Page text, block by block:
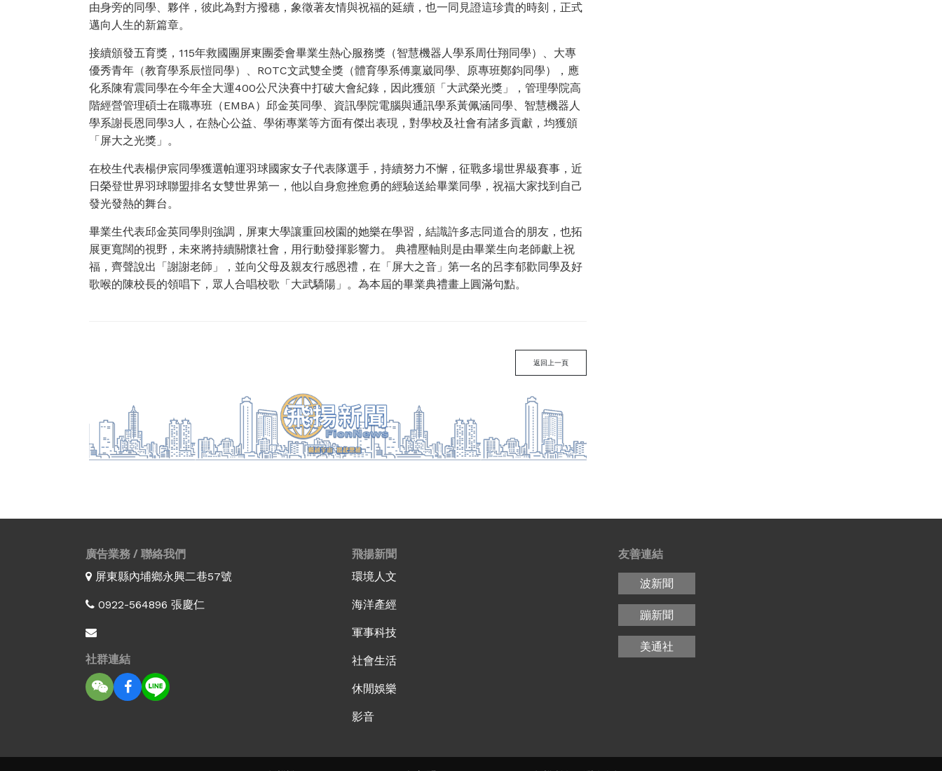
由身旁的同學、夥伴，彼此為對方撥穗，象徵著友情與祝福的延續，也一同見證這珍貴的時刻，正式
邁向人生的新篇章。
接續頒發五育獎，115年救國團屏東團委會畢業生熱心服務獎（智慧機器人學系周仕翔同學）、大專
優秀青年（教育學系辰愷同學）、ROTC文武雙全獎（體育學系傅稟崴同學、原專班鄭鈞同學），應
化系陳宥震同學在今年全大運400公尺決賽中打破大會紀錄，因此獲頒「大武榮光獎」，管理學院高
階經營管理碩士在職專班（EMBA）邱金英同學、資訊學院電腦與通訊學系黃佩涵同學、智慧機器人
學系謝長恩同學3人，在熱心公益、學術專業等方面有傑出表現，對學校及社會有諸多貢獻，均獲頒
「屏大之光獎」。
在校生代表楊伊宸同學獲選帕運羽球國家女子代表隊選手，持續努力不懈，征戰多場世界級賽事，近
日榮登世界羽球聯盟排名女雙世界第一，他以自身愈挫愈勇的經驗送給畢業同學，祝福大家找到自己
發光發熱的舞台。
畢業生代表邱金英同學則強調，屏東大學讓重回校園的她樂在學習，結識許多志同道合的朋友，也拓
展更寬闊的視野，未來將持續關懷社會，用行動發揮影響力。 典禮壓軸則是由畢業生向老師獻上祝
福，齊聲說出「謝謝老師」，並向父母及親友行感恩禮，在「屏大之音」第一名的呂李郁歡同學及好
歌喉的陳校長的領唱下，眾人合唱校歌「大武驕陽」。為本屆的畢業典禮畫上圓滿句點。
返回上一頁
廣告業務 / 聯絡我們
屏東縣內埔鄉永興二巷57號
0922-564896 張慶仁
社群連結
飛揚新聞
環境人文
海洋產經
軍事科技
社會生活
休閒娛樂
影音
友善連結
波新聞
蹦新聞
美通社